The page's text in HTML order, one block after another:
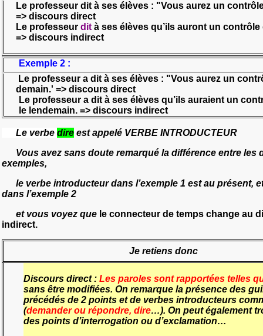
Le professeur dità ses élèves : "Vous aurez un
=> discours direct
Le professeur dit àses élèves qu’ils auront un contrôle
=> discours indirect
Exemple 2 :
Le professeur a dità ses élèves : "Vous aurez un
demain.' => discours direct
Le professeur a dità ses élèves qu’ils auraient un
le lendemain.=> discours indirect
Le verbe dire est appelé VERBE INTRODUCTEUR
Vous avez sans doute remarqué la différence entre les
exemples,
le verbe introducteur dans l’exemple 1 est au présent,
dans l’exemple 2
et vous voyez que le connecteur de temps change au
indirect.
Je retiens donc
Discours direct: Les paroles sont rapportées telles
sans être modifiées. On remarque la présence des
précédés de 2 points et de verbes introducteurs
(demander ou répondre, dire…). On peut également
des points d’interrogation ou d’exclamation…